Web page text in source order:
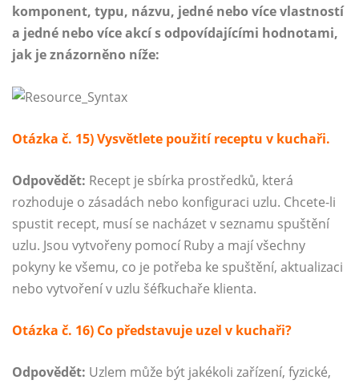
komponent, typu, názvu, jedné nebo více vlastností
a jedné nebo více akcí s odpovídajícími hodnotami,
jak je znázorněno níže:
Otázka č. 15) Vysvětlete použití receptu v kuchaři.
Odpovědět: Recept je sbírka prostředků, která
rozhoduje o zásadách nebo konfiguraci uzlu. Chcete-li
spustit recept, musí se nacházet v seznamu spuštění
uzlu. Jsou vytvořeny pomocí Ruby a mají všechny
pokyny ke všemu, co je potřeba ke spuštění, aktualizaci
nebo vytvoření v uzlu šéfkuchaře klienta.
Otázka č. 16) Co představuje uzel v kuchaři?
Odpovědět: Uzlem může být jakékoli zařízení, fyzické,